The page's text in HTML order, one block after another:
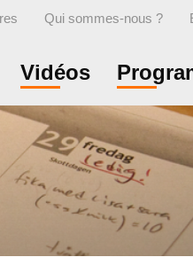
Qui sommes-nous ?
Vidéos